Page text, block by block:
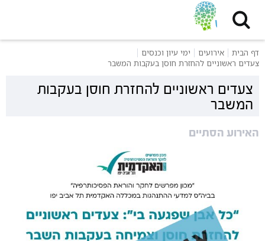
דף הבית אירועים
ימי עיון וכנסים
צעדים ראשוניים להחזרת חוסן בעקבות המשבר
צעדים ראשוניים להחזרת חוסן בעקבות
המשבר
האירוע הסתיים